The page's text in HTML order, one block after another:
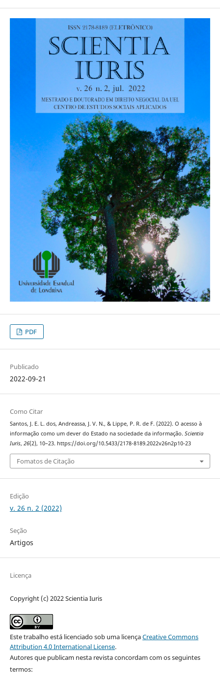
PDF
Publicado
2022-09-21
Como Citar
Santos, J. E. L. dos, Andreassa, J. V. N., & Lippe, P. R. de F. (2022). O acesso à
informação como um dever do Estado na sociedade da informação. Scientia
Iuris, 26(2), 10–23. https://doi.org/10.5433/2178-8189.2022v26n2p10-23
Fomatos de Citação
Edição
v. 26 n. 2 (2022)
Seção
Artigos
Licença
Copyright (c) 2022 Scientia Iuris
Este trabalho está licenciado sob uma licençaCreative Commons
Attribution 4.0 International License.
Autores que publicam nesta revista concordam com os seguintes
termos: